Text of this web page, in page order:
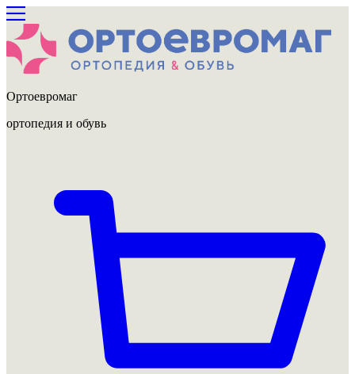
Ортоевромаг
ортопедия и обувь